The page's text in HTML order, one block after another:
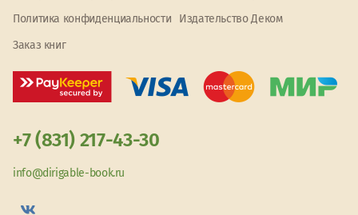
Политика конфиденциальности
Издательство Деком
Заказ книг
+7 (831) 217-43-30
info@dirigable-book.ru